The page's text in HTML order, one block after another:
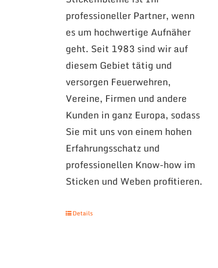
professioneller Partner, wenn
es um hochwertige Aufnäher
geht. Seit 1983 sind wir auf
diesem Gebiet tätig und
versorgen Feuerwehren,
Vereine, Firmen und andere
Kunden in ganz Europa, sodass
Sie mit uns von einem hohen
Erfahrungsschatz und
professionellen Know-how im
Sticken und Weben profitieren.
Details